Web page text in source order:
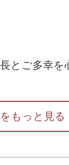
とご多幸を
をもっと見